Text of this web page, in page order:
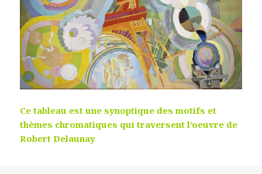
Ce tableau est une synoptique des motifs et
thèmes chromatiques qui traversent l’oeuvre de
Robert Delaunay